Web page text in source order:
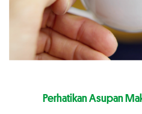
Perhatikan Asupan